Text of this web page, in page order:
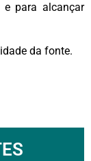
para alcançar
da fonte.